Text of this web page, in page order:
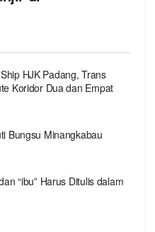
HJK Padang, Trans
Koridor Dua dan Empat
Bungsu Minangkabau
“ibu” Harus Ditulis dalam